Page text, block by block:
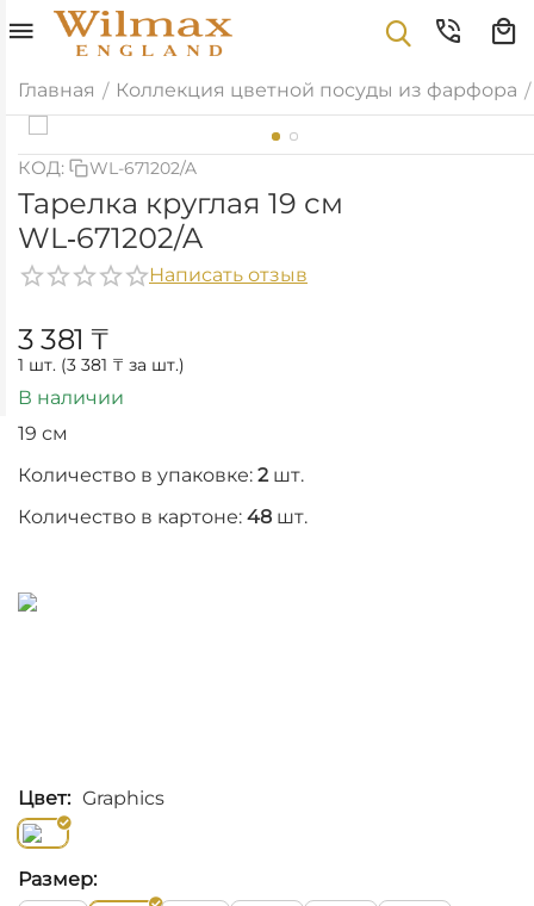
Главная / Коллекция цветной посуды из фарфора /
КОД: WL-671202/A
Тарелка круглая 19 см
WL‑671202/A
Написать отзыв
3 381 ₸
1 шт. (3 381 ₸ за шт.)
В наличии
19 см
Количество в упаковке: 2 шт.
Количество в картоне: 48 шт.
Цвет: Graphics
Размер: